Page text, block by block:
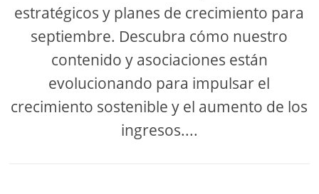
estratégicos y planes de crecimiento para
septiembre. Descubra cómo nuestro
contenido y asociaciones están
evolucionando para impulsar el
crecimiento sostenible y el aumento de los
ingresos....